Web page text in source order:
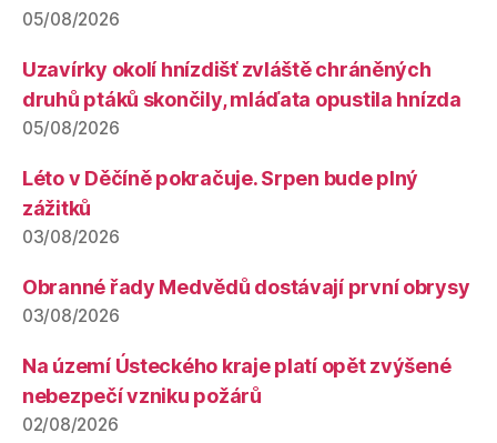
05/08/2026
Uzavírky okolí hnízdišť zvláště chráněných
druhů ptáků skončily, mláďata opustila hnízda
05/08/2026
Léto v Děčíně pokračuje. Srpen bude plný
zážitků
03/08/2026
Obranné řady Medvědů dostávají první obrysy
03/08/2026
Na území Ústeckého kraje platí opět zvýšené
nebezpečí vzniku požárů
02/08/2026